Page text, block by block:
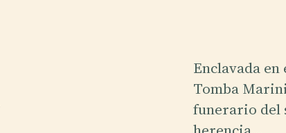
Enclavada
Tomba
funerario del